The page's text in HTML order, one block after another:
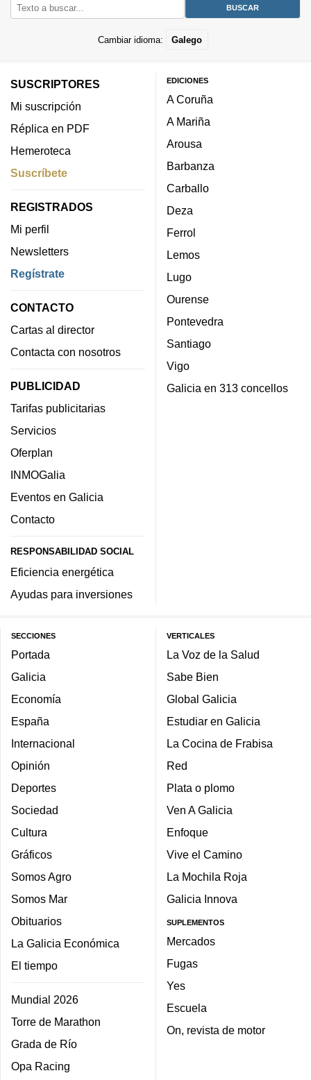
Cambiar idioma: Galego
SUSCRIPTORES
Mi suscripción
Réplica en PDF
Hemeroteca
Suscríbete
REGISTRADOS
Mi perfil
Newsletters
Regístrate
CONTACTO
Cartas al director
Contacta con nosotros
PUBLICIDAD
Tarifas publicitarias
Servicios
Oferplan
INMOGalia
Eventos en Galicia
Contacto
RESPONSABILIDAD SOCIAL
Eficiencia energética
Ayudas para inversiones
EDICIONES
A Coruña
A Mariña
Arousa
Barbanza
Carballo
Deza
Ferrol
Lemos
Lugo
Ourense
Pontevedra
Santiago
Vigo
Galicia en 313 concellos
SECCIONES
Portada
Galicia
Economía
España
Internacional
Opinión
Deportes
Sociedad
Cultura
Gráficos
Somos Agro
Somos Mar
Obituarios
La Galicia Económica
El tiempo
Mundial 2026
Torre de Marathon
Grada de Río
Opa Racing
VERTICALES
La Voz de la Salud
Sabe Bien
Global Galicia
Estudiar en Galicia
La Cocina de Frabisa
Red
Plata o plomo
Ven A Galicia
Enfoque
Vive el Camino
La Mochila Roja
Galicia Innova
SUPLEMENTOS
Mercados
Fugas
Yes
Escuela
On, revista de motor